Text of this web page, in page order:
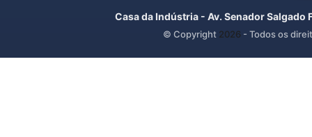
Casa da Indústria - Av. Senador
© Copyright 2026 - Todos os